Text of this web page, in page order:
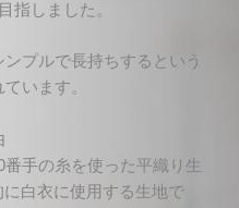
指しました。
プルで長持ちするという
います。
手の糸を使った平織り生
白衣に使用する生地で